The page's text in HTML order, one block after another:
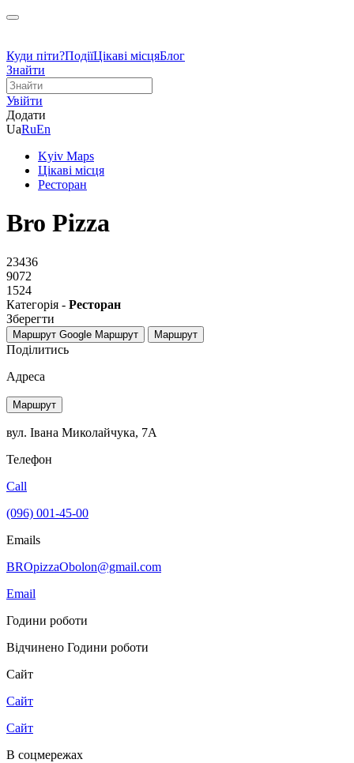
Куди піти?ПодіїЦікаві місцяБлог
Знайти
Увійти
Додати
UaRuEn
Kyiv Maps
Цікаві місця
Ресторан
Bro Pizza
23436
9072
1524
Категорія - Ресторан
Зберегти
Маршрут Google Маршрут Маршрут
Поділитись
Адреса
Маршрут
вул. Івана Миколайчука, 7А
Телефон
Call
(096) 001-45-00
Emails
BROpizzaObolon@gmail.com
Email
Години роботи
Відчинено Години роботи
Сайт
Сайт
Сайт
В соцмережах